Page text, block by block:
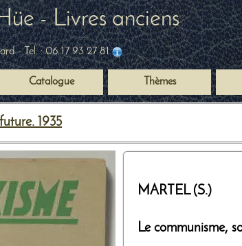
- Livres anciens
- Tel. :06 17 93 27 81
Catalogue Thèmes
1935
MARTEL (S.)
Le communisme,